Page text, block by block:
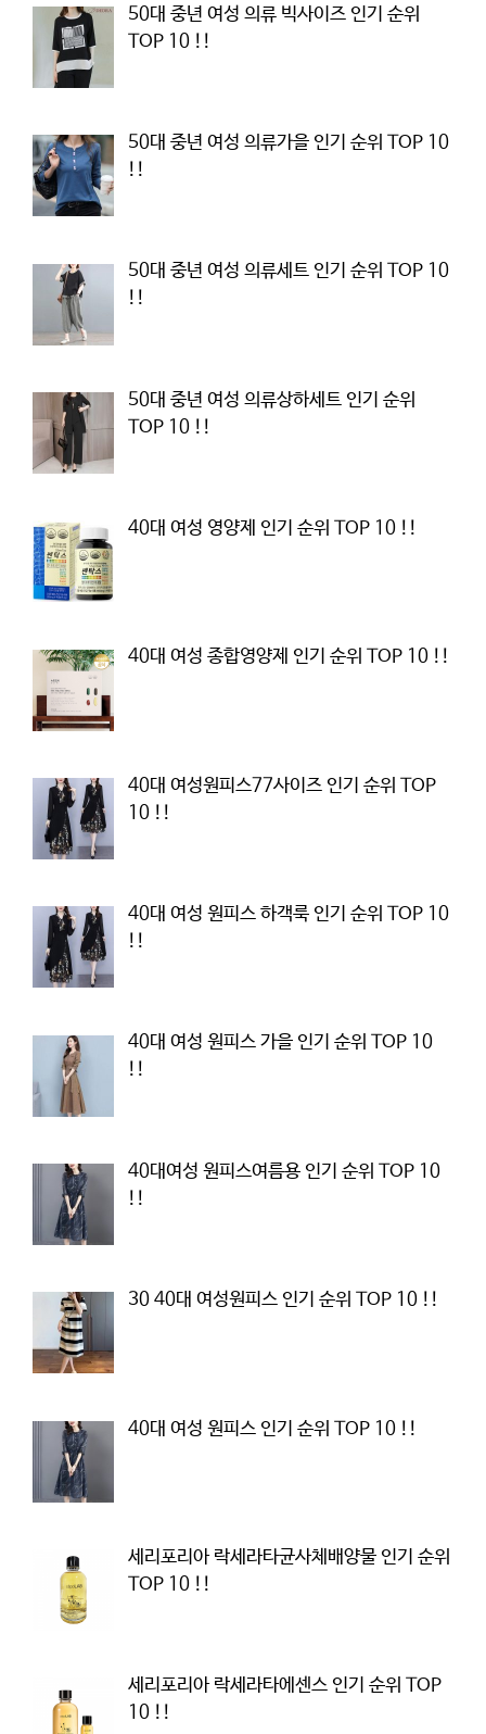
50대 중년 여성 의류 빅사이즈 인기 순위
TOP 10 !!
50대 중년 여성 의류가을 인기 순위 TOP 10
!!
50대 중년 여성 의류세트 인기 순위 TOP 10
!!
50대 중년 여성 의류상하세트 인기 순위
TOP 10 !!
40대 여성 영양제 인기 순위 TOP 10 !!
40대 여성 종합영양제 인기 순위 TOP 10 !!
40대 여성원피스77사이즈 인기 순위 TOP
10 !!
40대 여성 원피스 하객룩 인기 순위 TOP 10
!!
40대 여성 원피스 가을 인기 순위 TOP 10
!!
40대여성 원피스여름용 인기 순위 TOP 10
!!
30 40대 여성원피스 인기 순위 TOP 10 !!
40대 여성 원피스 인기 순위 TOP 10 !!
세리포리아 락세라타균사체배양물 인기 순위
TOP 10 !!
세리포리아 락세라타에센스 인기 순위 TOP
10 !!